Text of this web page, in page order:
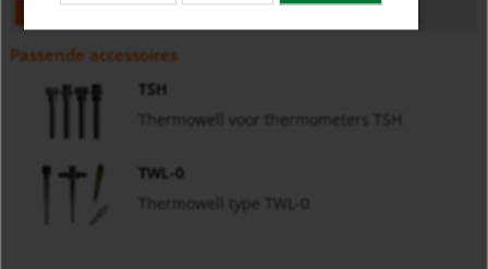
Passende accessoires
TSH
Thermowell voor thermometers TSH
TWL-0
Thermowell type TWL-0